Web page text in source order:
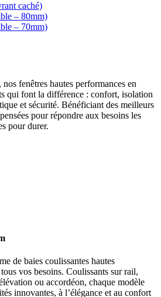
caché)
– 80mm)
– 70mm)
fenêtres hautes performances en
qui font la différence : confort, isolation
et sécurité. Bénéficiant des meilleurs
pour répondre aux besoins les
pour durer.
de baies coulissantes hautes
vos besoins. Coulissants sur rail,
ou accordéon, chaque modèle
innovantes, à l’élégance et au confort